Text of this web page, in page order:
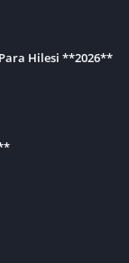
Hilesi **2026**